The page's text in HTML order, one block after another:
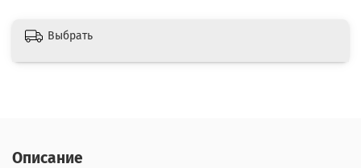
Выбрать
Описание